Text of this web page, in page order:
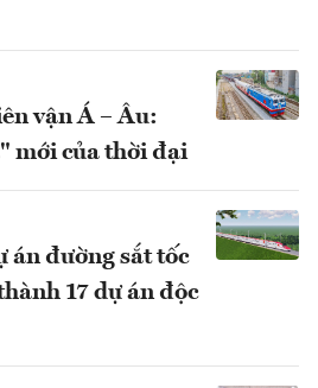
vận Á – Âu:
mới của thời đại
án đường sắt tốc
17 dự án độc